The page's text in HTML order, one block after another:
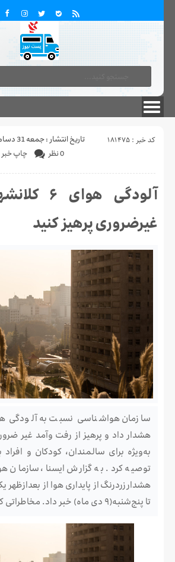
کد خبر : 181475
تاریخ انتشار : جمعه 31 دسامبر 2021 - 10:54
چاپ خبر
0 نظر
آلودگی
غیرضروری پرهیز کنید
سازمان هواشناسی نسبت به آلودگی
هشدار داد و پرهیز از رفت وآمد غیر
به‌ویژه برای سالمندان، کودکان و افراد
توصیه کرد. به گزارش ایسنا، سازمان
تا پنج‌شنبه(۹ دی ماه) خبر داد. مخاطراتی که